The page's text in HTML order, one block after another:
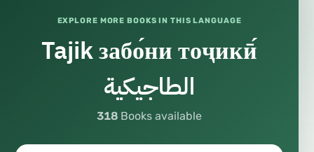
EXPLORE MORE BOOKS IN THIS LANGUAGE
Tajik забо́ни тоҷикӣ́
الطاجيكية
318 Books available